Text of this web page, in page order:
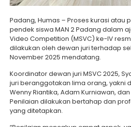
Padang, Humas – Proses kurasi atau
pendek siswa MAN 2 Padang dalam
Video Competition (MSVC) ke-IV
dilakukan oleh dewan juri terhadap
November 2025 mendatang.
Koordinator dewan juri MSVC 2025,
juri beranggotakan lima orang, yakni
Wenny Riantika, Adam Kurniawan,
Penilaian dilakukan bertahap dan
yang ditetapkan.